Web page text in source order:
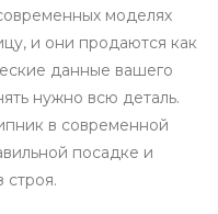
моделях
и они продаются как
данные вашего
нужно всю деталь.
в современной
посадке и
строя.